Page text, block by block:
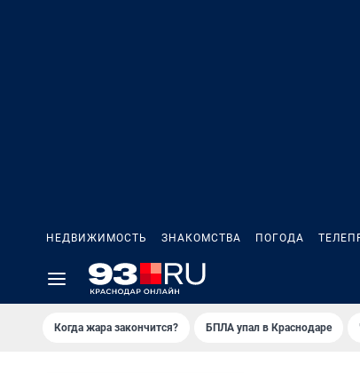
НЕДВИЖИМОСТЬ ЗНАКОМСТВА ПОГОДА
Когда жара закончится? БПЛА упал в Краснодаре